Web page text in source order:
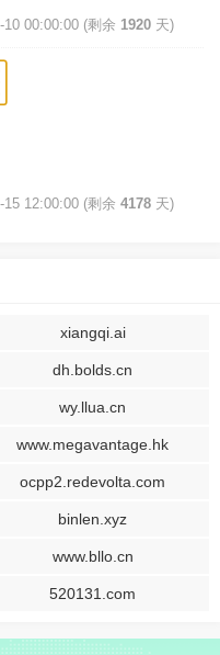
10 00:00:00 (剩余 1920 天)
12:00:00 (剩余 4178 天)
xiangqi.ai
dh.bolds.cn
wy.llua.cn
www.megavantage.hk
ocpp2.redevolta.com
binlen.xyz
www.bllo.cn
520131.com